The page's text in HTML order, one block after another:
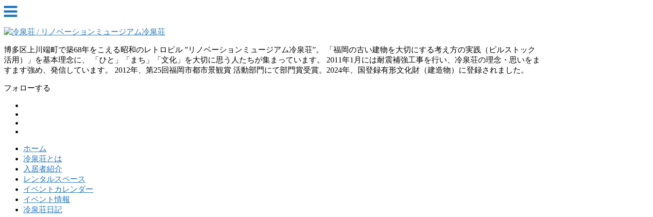
博多区上川端町で築68年をこえる昭和のレトロビル ”リノベーションミュージアム冷泉荘”。 「福岡の古い建物を大切にする考え方の実践（ビルストック
活用）」を基本理念に、 「ひと」「まち」「文化」を大切に思う人たちが集まっています。 2011年1月には耐震補強工事を行い、冷泉荘の理念・思いをま
すます強め、発信しています。 2012年、第25回福岡市都市景観賞 活動部門にて部門賞受賞。2024年、国登録有形文化財（建造物）に登録されました。
フォローする
ホーム
冷泉荘とは
入居者紹介
レンタルスペース
イベントカレンダー
イベント情報
冷泉荘日記